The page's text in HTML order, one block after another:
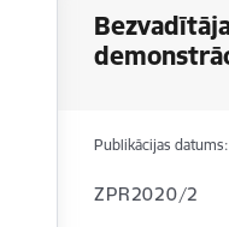
Publikācijas datums:
ZPR2020/2